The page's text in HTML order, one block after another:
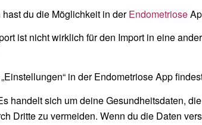
du die Möglichkeit in derEndometriose
ist nicht wirklich für den Import in eine
in der Endometriose App
handelt sich um deine Gesundheitsdaten,
Dritte zu vermeiden. Wenn du die Daten